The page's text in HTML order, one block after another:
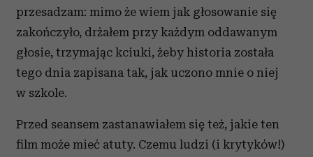
przesadzam: mimo że wiem jak głosowanie się
zakończyło, drżałem przy każdym oddawanym
głosie, trzymając kciuki, żeby historia została
tego dnia zapisana tak, jak uczono mnie o niej
w szkole.
Przed seansem zastanawiałem się też, jakie ten
film może mieć atuty. Czemu ludzi (i krytyków!)